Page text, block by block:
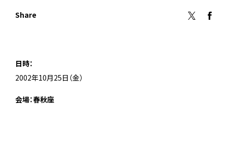
Share
日時：
2002年10月25日（金）
会場：春秋座